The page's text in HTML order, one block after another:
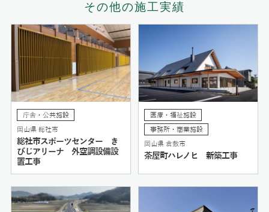
その他の施工実績
庁舎・公共施設
岡山県 総社市
総社市スポーツセンター き
びじアリーナ 外空調設備設
置工事
医療・福祉施設
事務所・商業施設
岡山県 倉敷市
茶屋町ハレノヒ 新築工事